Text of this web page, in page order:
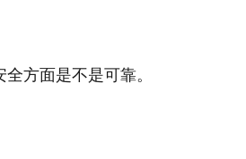
方面是不是可靠。